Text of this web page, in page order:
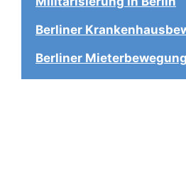
Berliner
Berliner Mieterbewegung